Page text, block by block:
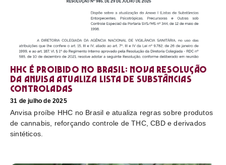
HHC é proibido no Brasil: nova resolução
da Anvisa atualiza lista de substâncias
controladas
31 de julho de 2025
Anvisa proíbe HHC no Brasil e atualiza regras sobre produtos
de cannabis, reforçando controle de THC, CBD e derivados
sintéticos.